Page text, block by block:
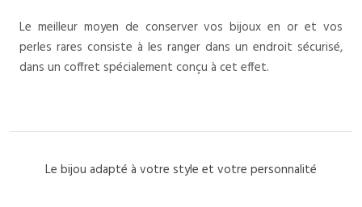
Le meilleur moyen de conserver vos bijoux en or et vos
perles rares consiste à les ranger dans un endroit sécurisé,
dans un coffret spécialement conçu à cet effet.
Le bijou adapté à votre style et votre personnalité